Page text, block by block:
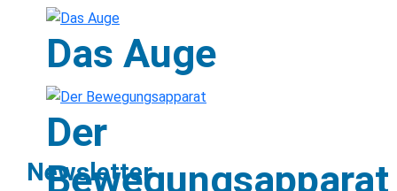
Das Auge
Der
Bewegungsapparat
Newsletter